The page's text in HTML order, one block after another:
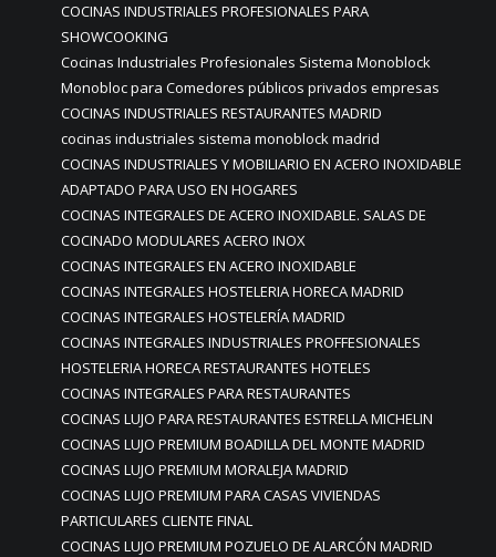
COCINAS INDUSTRIALES PROFESIONALES PARA
SHOWCOOKING
Cocinas Industriales Profesionales Sistema Monoblock
Monobloc para Comedores públicos privados empresas
COCINAS INDUSTRIALES RESTAURANTES MADRID
cocinas industriales sistema monoblock madrid
COCINAS INDUSTRIALES Y MOBILIARIO EN ACERO INOXIDABLE
ADAPTADO PARA USO EN HOGARES
COCINAS INTEGRALES DE ACERO INOXIDABLE. SALAS DE
COCINADO MODULARES ACERO INOX
COCINAS INTEGRALES EN ACERO INOXIDABLE
COCINAS INTEGRALES HOSTELERIA HORECA MADRID
COCINAS INTEGRALES HOSTELERÍA MADRID
COCINAS INTEGRALES INDUSTRIALES PROFFESIONALES
HOSTELERIA HORECA RESTAURANTES HOTELES
COCINAS INTEGRALES PARA RESTAURANTES
COCINAS LUJO PARA RESTAURANTES ESTRELLA MICHELIN
COCINAS LUJO PREMIUM BOADILLA DEL MONTE MADRID
COCINAS LUJO PREMIUM MORALEJA MADRID
COCINAS LUJO PREMIUM PARA CASAS VIVIENDAS
PARTICULARES CLIENTE FINAL
COCINAS LUJO PREMIUM POZUELO DE ALARCÓN MADRID